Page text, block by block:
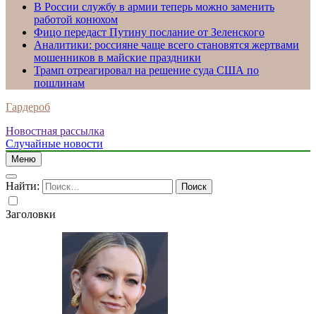
В России службу в армии теперь можно заменить
работой конюхом
Фицо передаст Путину послание от Зеленского
Аналитики: россияне чаще всего становятся жертвами
мошенников в майские праздники
Трамп отреагировал на решение суда США по
пошлинам
Гардероб
Новостная рассылка
Случайные новости
Меню
Найти:
Заголовки